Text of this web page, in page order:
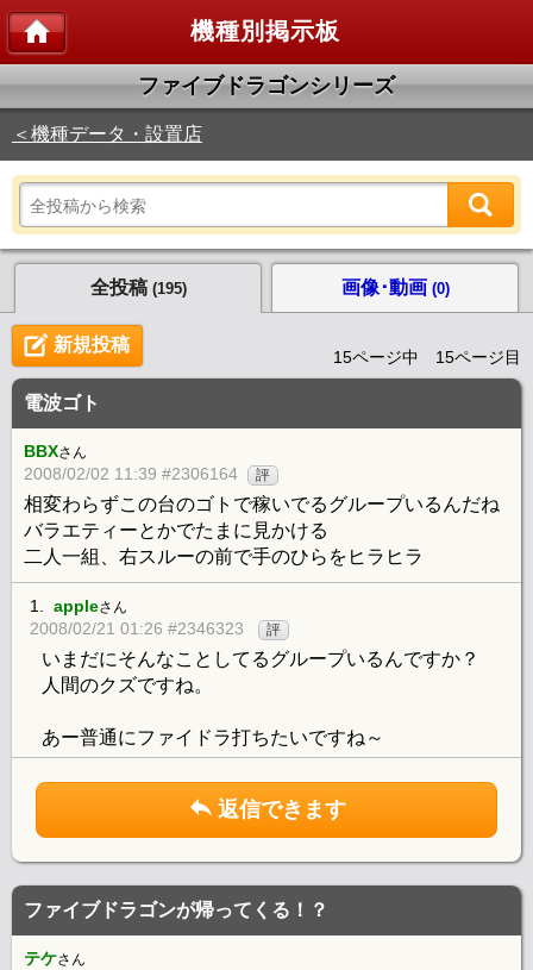
機種別掲示板
ファイブドラゴンシリーズ
＜機種データ・設置店
全投稿 (195) 画像･動画 (0)
新規投稿
15ページ中 15ページ目
電波ゴト
BBXさん
2008/02/02 11:39 #2306164 評
相変わらずこの台のゴトで稼いでるグループいるんだね
バラエティーとかでたまに見かける
二人一組、右スルーの前で手のひらをヒラヒラ
1. appleさん
2008/02/21 01:26 #2346323 評
いまだにそんなことしてるグループいるんですか？
人間のクズですね。
あー普通にファイドラ打ちたいですね～
返信できます
ファイブドラゴンが帰ってくる！？
テケさん